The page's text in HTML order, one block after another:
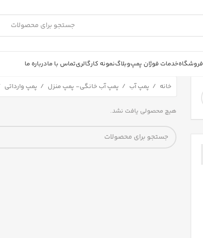
فروشگاهخدمات فوژان پمپوبلاگنمونه کارگالریتماس با مادرباره ما
خانه پمپ آب پمپ آب خانگی- پمپ منزل پمپ وارداتی
هیچ محصولی یافت نشد.